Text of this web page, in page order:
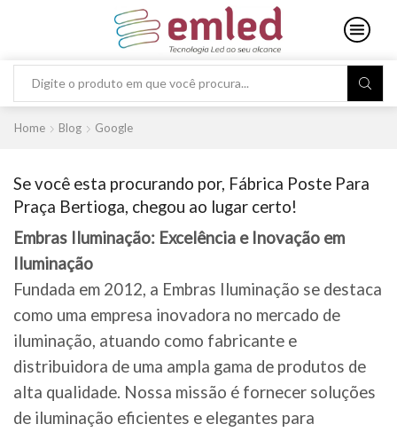
Search
input
Home Blog Google
Se você esta procurando por, Fábrica Poste Para
Praça Bertioga, chegou ao lugar certo!
Embras Iluminação: Excelência e Inovação em
Iluminação
Fundada em 2012, a Embras Iluminação se destaca
como uma empresa inovadora no mercado de
iluminação, atuando como fabricante e
distribuidora de uma ampla gama de produtos de
alta qualidade. Nossa missão é fornecer soluções
de iluminação eficientes e elegantes para